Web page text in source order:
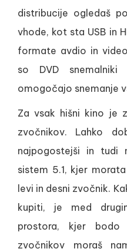
distribucije ogledaš
vhode, kot sta USB in
formate avdio in
so DVD
omogočajo snemanje
Za vsak hišni kino je
zvočnikov. Lahko
najpogostejši in tudi
sistem 5.1, kjer
levi in desni zvočnik.
kupiti, je med
prostora, kjer bodo
zvočnikov moraš